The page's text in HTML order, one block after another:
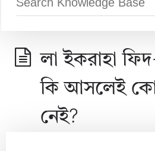
লা ইকরাহা
কি আসলেই
নেই?